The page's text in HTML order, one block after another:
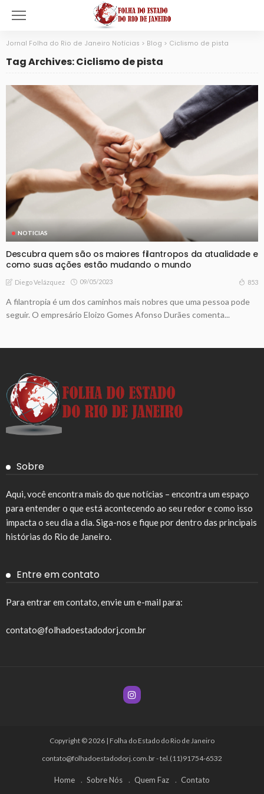
Jornal Folha do Rio de Janeiro Notícias > Blog > Ciclismo de pista
Tag Archives: Ciclismo de pista
NOTICIAS
Descubra quem são os maiores filantropos da atualidade e
como suas ações estão mudando o mundo
Diego Velázquez 09/05/2023 853
A filantropia é um dos caminhos mais nobres que uma pessoa pode
seguir. O empresário Eloizo Gomes Afonso Durães comenta...
Sobre
Aqui, você encontra mais do que notícias – encontra um espaço
para entender o que está acontecendo ao seu redor e como isso
impacta o seu dia a dia. Siga-nos e fique por dentro das principais
histórias do Rio de Janeiro.
Entre em contato
Para entrar em contato, envie um e-mail para:
contato@folhadoestadodorj.com.br
Copyright © 2026 | Folha do Estado do Rio de Janeiro
contato@folhadoestadodorj.com.br- tel.(11)91754-6532
Home Sobre Nós Quem Faz Contato